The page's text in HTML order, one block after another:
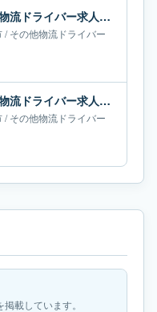
札幌エムケイ株式会社のその他物流ドライバー求人｜北海道札幌市｜月給65万-68万円
/その他物流ドライバー
札幌エムケイ株式会社のその他物流ドライバー求人｜北海道札幌市｜月給61万-67万円
/その他物流ドライバー
載しています。